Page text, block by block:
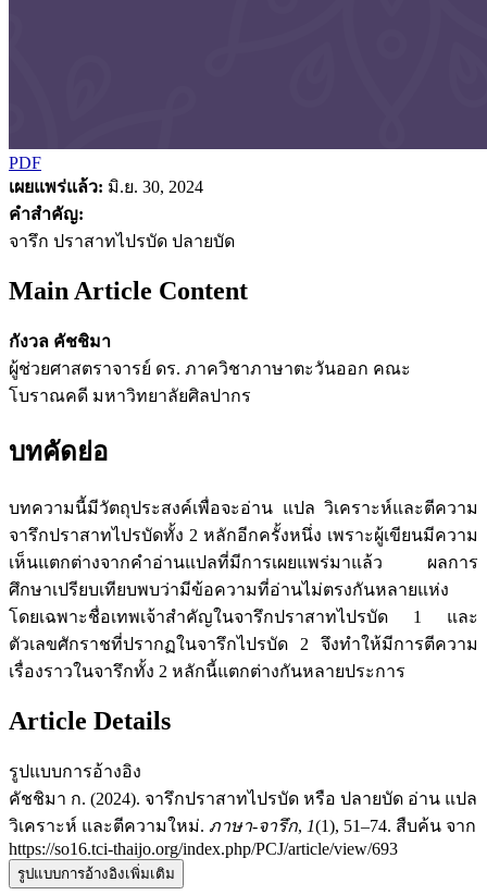
PDF
เผยแพร่แล้ว: มิ.ย. 30, 2024
คำสำคัญ:
จารึก ปราสาทไปรบัด ปลายบัด
Main Article Content
กังวล คัชชิมา
ผู้ช่วยศาสตราจารย์ ดร. ภาควิชาภาษาตะวันออก คณะ
โบราณคดี มหาวิทยาลัยศิลปากร
บทคัดย่อ
บทความนี้มีวัตถุประสงค์เพื่อจะอ่าน แปล วิเคราะห์และตีความ
จารึกปราสาทไปรบัดทั้ง 2 หลักอีกครั้งหนึ่ง เพราะผู้เขียนมีความ
เห็นแตกต่างจากคำอ่านแปลที่มีการเผยแพร่มาแล้ว ผลการ
ศึกษาเปรียบเทียบพบว่ามีข้อความที่อ่านไม่ตรงกันหลายแห่ง
โดยเฉพาะชื่อเทพเจ้าสำคัญในจารึกปราสาทไปรบัด 1 และ
ตัวเลขศักราชที่ปรากฏในจารึกไปรบัด 2 จึงทำให้มีการตีความ
เรื่องราวในจารึกทั้ง 2 หลักนี้แตกต่างกันหลายประการ
Article Details
รูปแบบการอ้างอิง
คัชชิมา ก. (2024). จารึกปราสาทไปรบัด หรือ ปลายบัด อ่าน แปล
วิเคราะห์ และตีความใหม่. ภาษา-จารึก, 1(1), 51–74. สืบค้น จาก
https://so16.tci-thaijo.org/index.php/PCJ/article/view/693
รูปแบบการอ้างอิงเพิ่มเติม